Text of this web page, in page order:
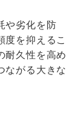
や劣化を防
度を抑えるこ
耐久性を高め
ながる大きな